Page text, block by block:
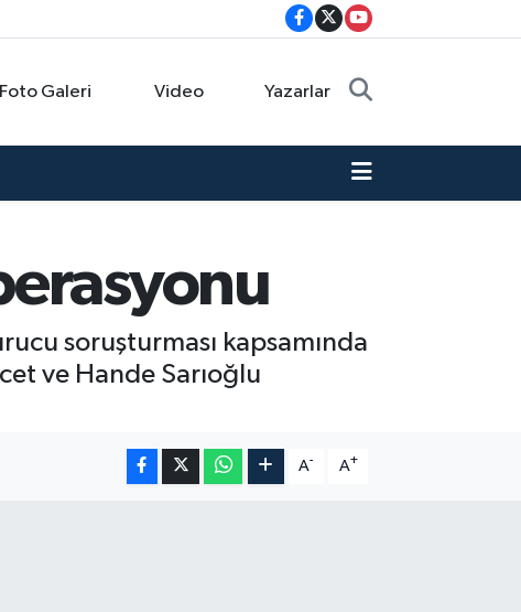
Foto Galeri Video Yazarlar
soruşturması kapsamında
ve Hande Sarıoğlu
A- A+